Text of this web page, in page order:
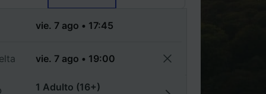
1 Adulto (16+)